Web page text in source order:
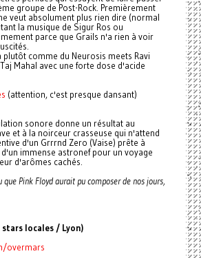
groupe de Post-Rock. Premièrement
veut absolument plus rien dire (normal
la musique de Sigur Ros ou
parce que Grails n'a rien à voir
comme du Neurosis meets Ravi
Mahal avec une forte dose d'acide
(attention, c'est presque dansant)
sonore donne un résultat au
et à la noirceur crasseuse qui n'attend
d'un Grrrnd Zero (Vaise) prête à
immense astronef pour un voyage
d'arômes cachés.
Pink Floyd aurait pu composer de nos jours,
stars locales / Lyon)
overmars